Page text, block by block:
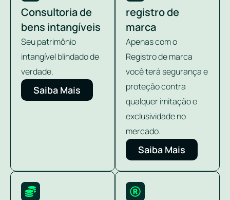
Consultoria de
bens intangíveis
Seu patrimônio
intangível blindado de
verdade.
Saiba Mais
registro de
marca
Apenas com o
Registro de marca
você terá segurança e
proteção contra
qualquer imitação e
exclusividade no
mercado.
Saiba Mais